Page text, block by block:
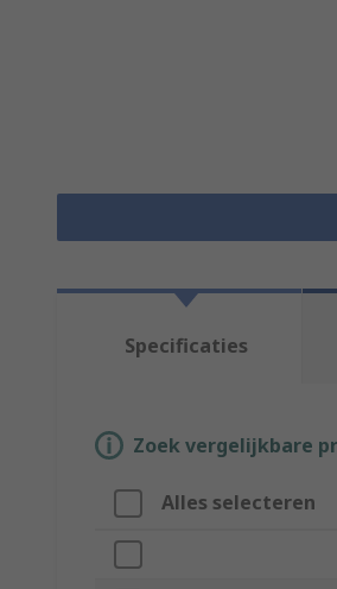
Specificaties
Zoek vergelijkbare
Alles selecteren